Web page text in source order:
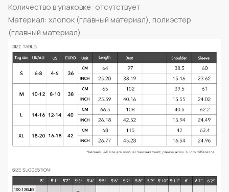
Количество в упаковке: отсутствует
Материал: хлопок (главный материал), полиэстер
(главный материал)